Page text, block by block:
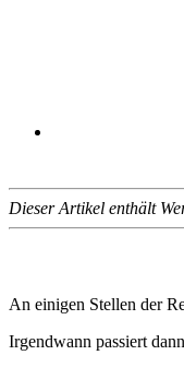
Dieser Artikel enthält
An einigen Stellen der
Irgendwann passiert